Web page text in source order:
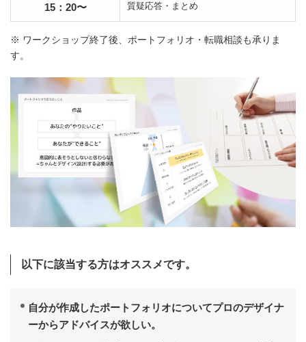
15：20〜 質疑応答・まとめ
※ ワークショップ終了後、ポートフォリオ・転職相談も承りま
す。
以下に該当する方はオススメです。
自分が作成したポートフォリオについてプロのデザイナ
ーからアドバイスが欲しい。